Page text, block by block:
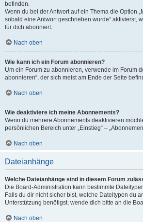
befinden.
Wenn du bei der Antwort auf ein Thema die Option
sobald eine Antwort geschrieben wurde“ aktivierst,
für dich abonniert.
Nach oben
Wie kann ich ein Forum abonnieren?
Um ein Forum zu abonnieren, verwende im Forum
abonnieren“, der sich meist am Ende der Seite
Nach oben
Wie deaktiviere ich meine Abonnements?
Wenn du mehrere Abonnements deaktivieren
persönlichen Bereich unter „Einstieg“ –
Nach oben
Dateianhänge
Welche Dateianhänge sind in diesem Forum
Die Board-Administration kann bestimmte
Falls du dir nicht sicher bist, welche Dateitypen du
Unterstützung benötigst, wende dich bitte an die
Nach oben